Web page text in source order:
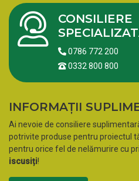
CONSILIERE
0786 772 200
0332 800 800
INFORMAȚII
Ai nevoie de consiliere
potrivite produse pentru proiectul
pentru orice fel de nelămurire cu
iscusiți!